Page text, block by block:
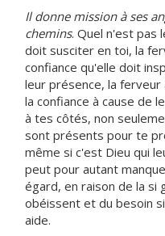
Il donne mission à ses
chemins. Quel n'est pas
doit susciter en toi, la
confiance qu'elle doit
leur présence, la ferveur
la confiance à cause de
à tes côtés, non
sont présents pour te
même si c'est Dieu qui
peut pour autant
égard, en raison de la si
obéissent et du besoin
aide.